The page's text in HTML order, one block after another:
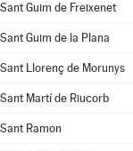
Sant Guim de Freixenet
Sant Guim de la Plana
Sant Llorenç de Morunys
Sant Martí de Riucorb
Sant Ramon